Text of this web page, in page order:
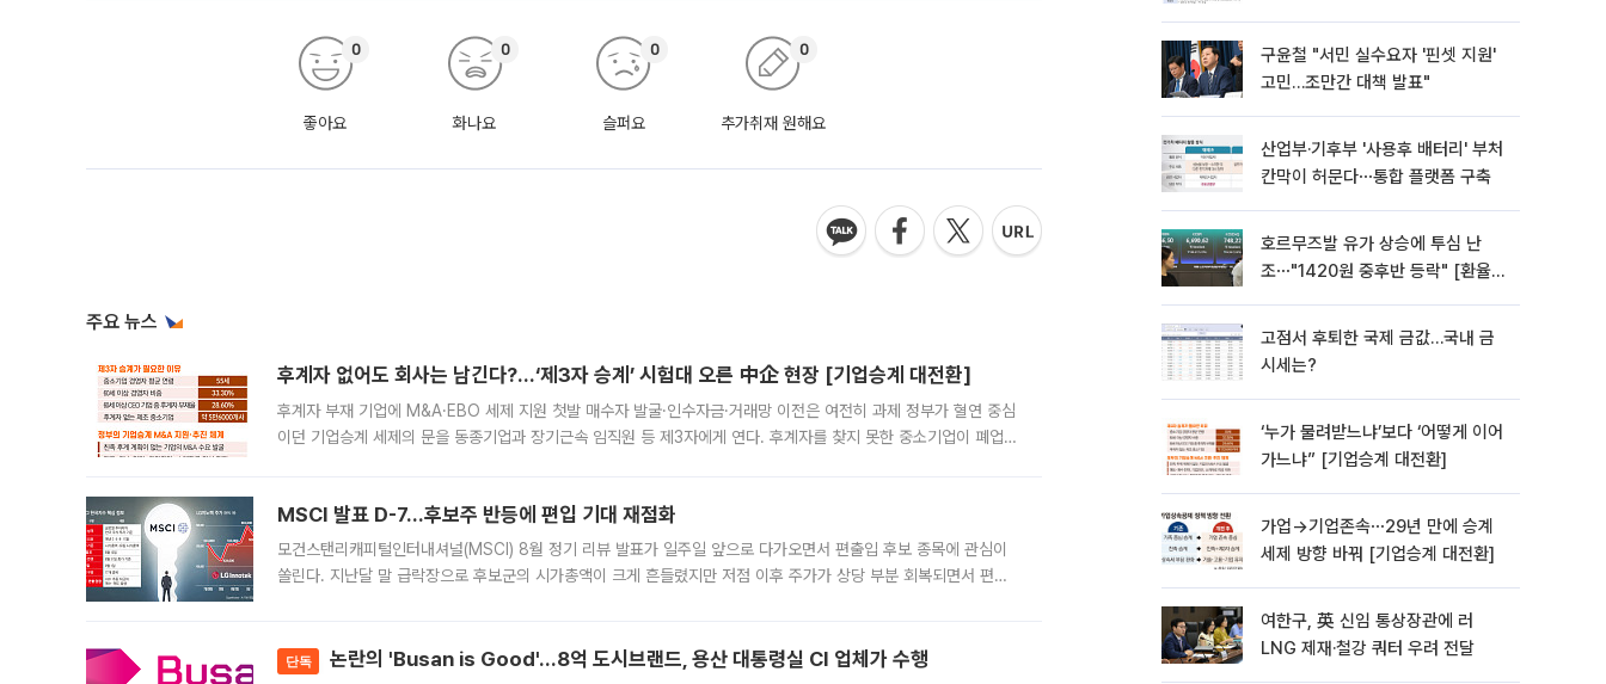
좋아요
0
화나요
0
슬퍼요
0
추가취재 원해요
0
주요 뉴스
후계자 없어도 회사는 남긴다?…‘제3자 승계’ 시험대 오른 中企 현장 [기업승계 대전환]
후계자 부재 기업에 M&A·EBO 세제 지원 첫발 매수자 발굴·인수자금·거래망 이전은 여전히 과제 정부가 혈연 중심
이던 기업승계 세제의 문을 동종기업과 장기근속 임직원 등 제3자에게 연다. 후계자를 찾지 못한 중소기업이 폐업
MSCI 발표 D-7…후보주 반등에 편입 기대 재점화
모건스탠리캐피털인터내셔널(MSCI) 8월 정기 리뷰 발표가 일주일 앞으로 다가오면서 편출입 후보 종목에 관심이
쏠린다. 지난달 말 급락장으로 후보군의 시가총액이 크게 흔들렸지만 저점 이후 주가가 상당 부분 회복되면서 편입
단독 논란의 'Busan is Good'…8억 도시브랜드, 용산 대통령실 CI 업체가 수행
구윤철 "서민 실수요자 '핀셋 지원'
고민…조만간 대책 발표"
산업부·기후부 '사용후 배터리' 부처
칸막이 허문다⋯통합 플랫폼 구축
호르무즈발 유가 상승에 투심 난
조⋯"1420원 중후반 등락" [환율전
고점서 후퇴한 국제 금값…국내 금
시세는?
‘누가 물려받느냐’보다 ‘어떻게 이어
가느냐” [기업승계 대전환]
가업→기업존속⋯29년 만에 승계
세제 방향 바꿔 [기업승계 대전환]
여한구, 英 신임 통상장관에 러
LNG 제재·철강 쿼터 우려 전달